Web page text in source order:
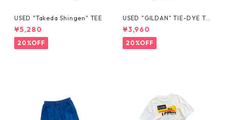
USED "Takeda Shingen" TEE
¥5,280
20%OFF
USED "GILDAN" TIE-DYE TE
E
¥3,960
20%OFF